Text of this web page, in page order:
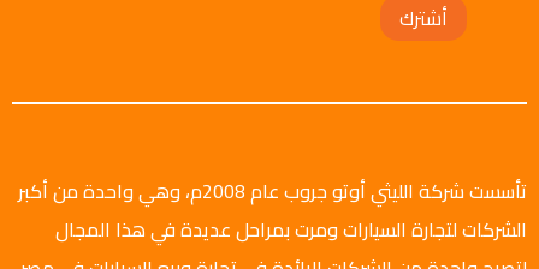
أشترك
تأسست شركة الليثي أوتو جروب عام 2008م، وهي واحدة من أكبر
الشركات لتجارة السيارات ومرت بمراحل عديدة في هذا المجال